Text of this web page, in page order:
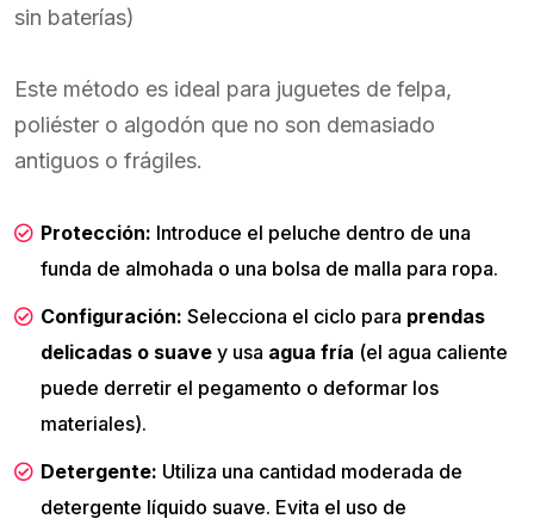
sin baterías)
Este método es ideal para juguetes de felpa,
poliéster o algodón que no son demasiado
antiguos o frágiles.
Protección: Introduce el peluche dentro de una
funda de almohada o una bolsa de malla para ropa.
Configuración: Selecciona el ciclo para prendas
delicadas o suave y usa agua fría (el agua caliente
puede derretir el pegamento o deformar los
materiales).
Detergente: Utiliza una cantidad moderada de
detergente líquido suave. Evita el uso de